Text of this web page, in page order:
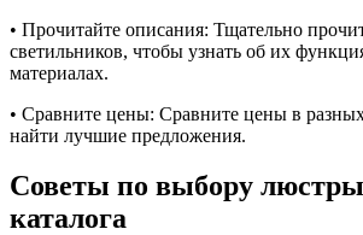
• Прочитайте описания: Тщательно
светильников, чтобы узнать об их
материалах.
• Сравните цены: Сравните цены в
найти лучшие предложения.
Советы по выбору
каталога